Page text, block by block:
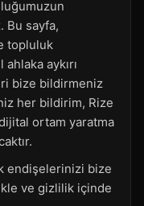
Bu sayfa,
topluluk
aykırı
bize bildirmeniz
her bildirim, Rize
ortam yaratma
endişelerinizi bize
ve gizlilik içinde